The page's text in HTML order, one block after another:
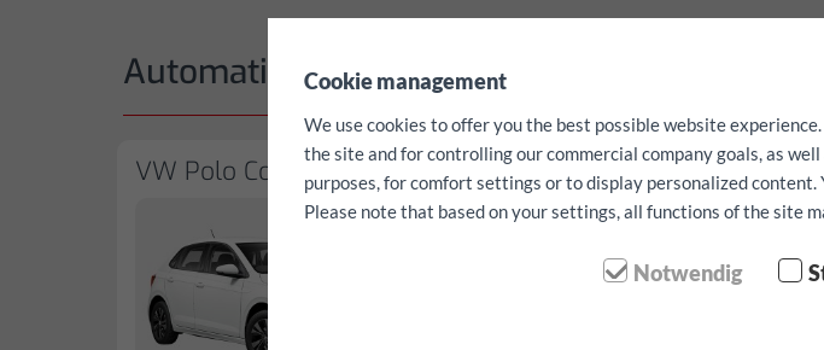
Automatik
VW Polo Comfortline Skoda Fabia
Cookie management
We use cookies to offer you the best possible website
the site and for controlling our commercial company goals, as
purposes, for comfort settings or to display personalized
Please note that based on your settings, all functions of the site
Notwendig